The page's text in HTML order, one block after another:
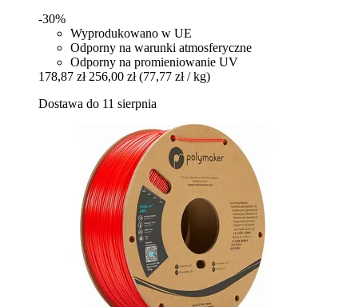
-30%
Wyprodukowano w UE
Odporny na warunki atmosferyczne
Odporny na promieniowanie UV
178,87 zł 256,00 zł (77,77 zł / kg)
Dostawa do 11 sierpnia